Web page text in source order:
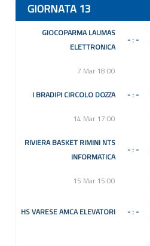
GIORNATA 13
GIOCOPARMA LAUMAS
ELETTRONICA
- : -
7 Mar 18:00
I BRADIPI CIRCOLO DOZZA - : -
14 Mar 17:00
RIVIERA BASKET RIMINI NTS
INFORMATICA
- : -
15 Mar 15:00
HS VARESE AMCA ELEVATORI - : -